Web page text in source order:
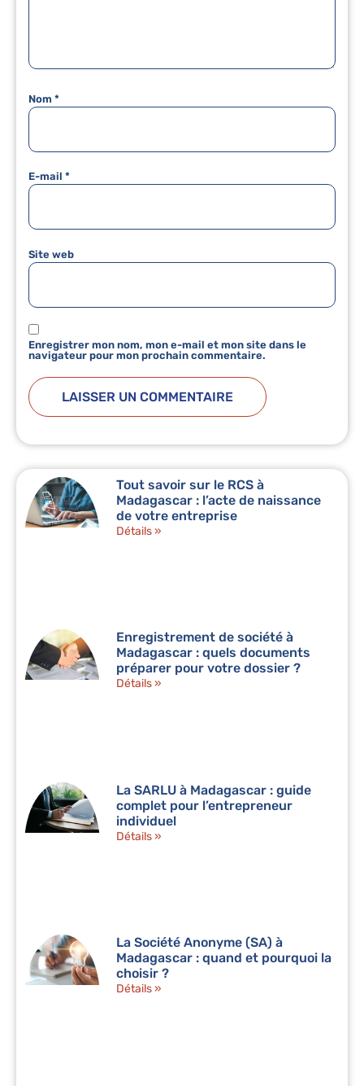
Nom *
E-mail *
Site web
Enregistrer mon nom, mon e-mail et mon site dans le
navigateur pour mon prochain commentaire.
Tout savoir sur le RCS à
Madagascar : l’acte de naissance
de votre entreprise
Détails »
Enregistrement de société à
Madagascar : quels documents
préparer pour votre dossier ?
Détails »
La SARLU à Madagascar : guide
complet pour l’entrepreneur
individuel
Détails »
La Société Anonyme (SA) à
Madagascar : quand et pourquoi la
choisir ?
Détails »